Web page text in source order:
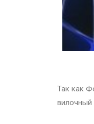
Так как
вилочный